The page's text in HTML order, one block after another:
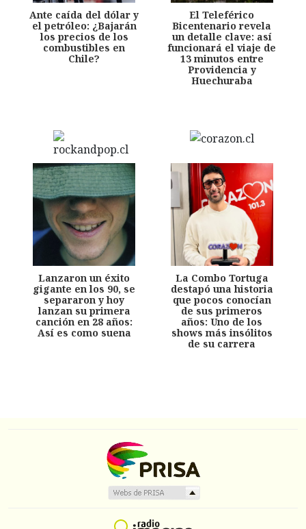
Ante caída del dólar y
el petróleo: ¿Bajarán
los precios de los
combustibles en
Chile?
El Teleférico
Bicentenario revela
un detalle clave: así
funcionará el viaje de
13 minutos entre
Providencia y
Huechuraba
Lanzaron un éxito
gigante en los 90, se
separaron y hoy
lanzan su primera
canción en 28 años:
Así es como suena
La Combo Tortuga
destapó una historia
que pocos conocían
de sus primeros
años: Uno de los
shows más insólitos
de su carrera